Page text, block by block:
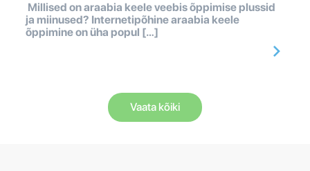
Millised on araabia keele veebis õppimise plussid
ja miinused? Internetipõhine araabia keele
õppimine on üha popul […]
Vaata kõiki